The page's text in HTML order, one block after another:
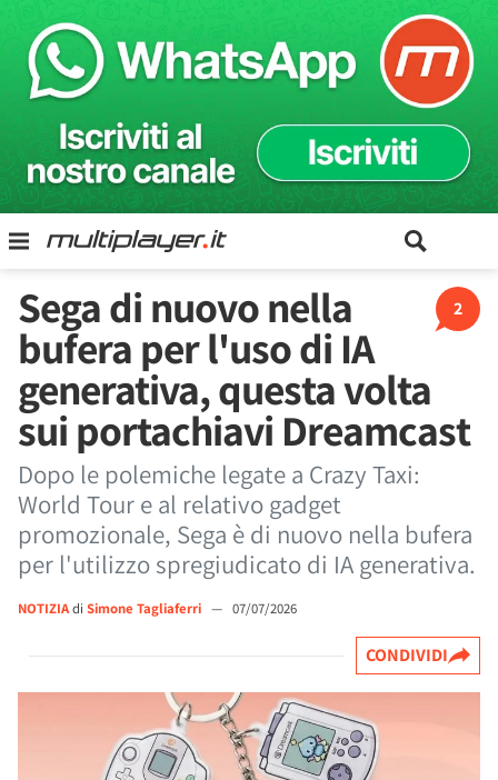
2
Sega di nuovo nella
bufera per l'uso di IA
generativa, questa volta
sui portachiavi Dreamcast
Dopo le polemiche legate a Crazy Taxi:
World Tour e al relativo gadget
promozionale, Sega è di nuovo nella bufera
per l'utilizzo spregiudicato di IA generativa.
NOTIZIAdi Simone Tagliaferri — 07/07/2026
CONDIVIDI